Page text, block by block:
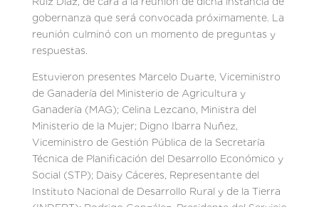
gobernanza que será convocada próximamente. La
reunión culminó con un momento de preguntas y
respuestas.
Estuvieron presentes Marcelo Duarte, Viceministro
de Ganadería del Ministerio de Agricultura y
Ganadería (MAG); Celina Lezcano, Ministra del
Ministerio de la Mujer; Digno Ibarra Nuñez,
Viceministro de Gestión Pública de la Secretaría
Técnica de Planificación del Desarrollo Económico y
Social (STP); Daisy Cáceres, Representante del
Instituto Nacional de Desarrollo Rural y de la Tierra